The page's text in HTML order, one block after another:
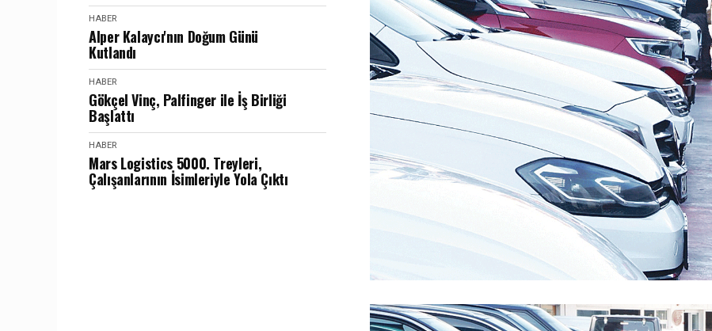
HABER
Alper Kalaycı'nın Doğum Günü
Kutlandı
HABER
Gökçel Vinç, Palfinger ile İş Birliği
Başlattı
HABER
Mars Logistics 5000. Treyleri,
Çalışanlarının İsimleriyle Yola Çıktı